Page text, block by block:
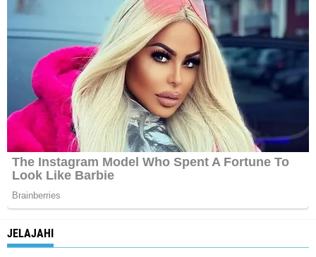
JELAJAHI